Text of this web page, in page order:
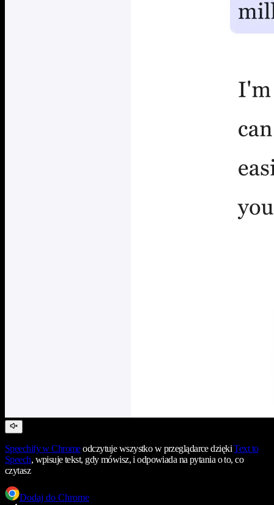
Speechifyw Chromeodczytuje wszystko w przeglądarce dziękiText to
Speech, wpisuje tekst, gdy mówisz, i odpowiada na pytania o to, co
czytasz
Dodaj do Chrome